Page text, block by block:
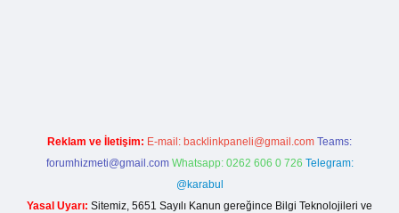
Reklam ve İletişim: E-mail: backlinkpaneli@gmail.com Teams:
forumhizmeti@gmail.com Whatsapp: 0262 606 0 726 Telegram:
@karabul
Yasal Uyarı: Sitemiz, 5651 Sayılı Kanun gereğince Bilgi Teknolojileri ve